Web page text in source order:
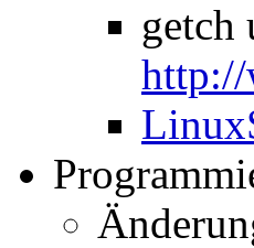
getch
http://